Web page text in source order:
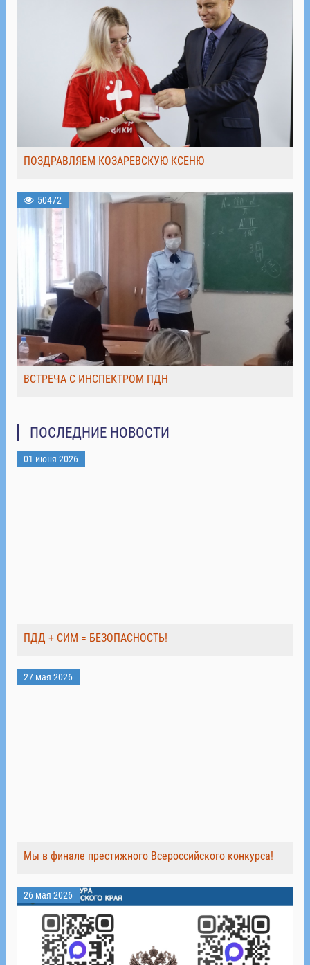
ПОЗДРАВЛЯЕМ КОЗАРЕВСКУЮ КСЕНЮ
50472
ВСТРЕЧА С ИНСПЕКТРОМ ПДН
ПОСЛЕДНИЕ НОВОСТИ
01 июня 2026
ПДД + СИМ = БЕЗОПАСНОСТЬ!
27 мая 2026
Мы в финале престижного Всероссийского конкурса!
26 мая 2026